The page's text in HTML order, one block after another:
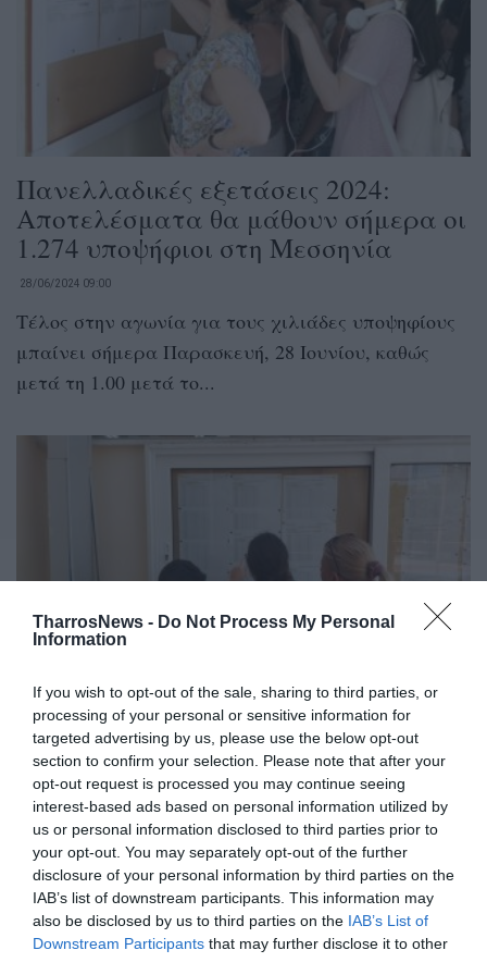
TharrosNews - Do Not Process My Personal
Information
If you wish to opt-out of the sale, sharing to third parties, or
processing of your personal or sensitive information for
targeted advertising by us, please use the below opt-out
section to confirm your selection. Please note that after your
opt-out request is processed you may continue seeing
interest-based ads based on personal information utilized by
us or personal information disclosed to third parties prior to
your opt-out. You may separately opt-out of the further
disclosure of your personal information by third parties on the
IAB’s list of downstream participants. This information may
also be disclosed by us to third parties on the IAB’s List of
Downstream Participants that may further disclose it to other
Πανελλαδικές εξετάσεις 2024:
Αποτελέσματα θα μάθουν σήμερα οι
1.274 υποψήφιοι στη Μεσσηνία
28/06/2024 09:00
Τέλος στην αγωνία για τους χιλιάδες υποψηφίους
μπαίνει σήμερα Παρασκευή, 28 Ιουνίου, καθώς
μετά τη 1.00 μετά το...
Πανελλαδικές 2024: Αύριο
ανακοινώνονται οι βαθμολογίες
27/06/2024 12:11
Το Υπουργείο Παιδείας, Θρησκευμάτων και
Αθλητισμού ανακοίνωσε ότι αύριο, Παρασκευή 28
Ιουνίου 2024, μετά τις 13:00 θα ανακοινωθούν...